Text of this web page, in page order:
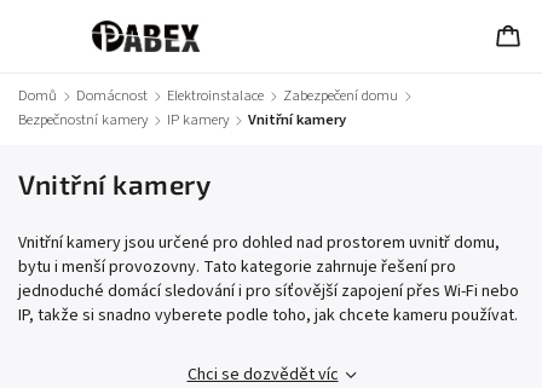
Domů / Domácnost / Elektroinstalace / Zabezpečení domu /
Bezpečnostní kamery / IP kamery / Vnitřní kamery
Vnitřní kamery
Vnitřní kamery jsou určené pro dohled nad prostorem uvnitř domu,
bytu i menší provozovny. Tato kategorie zahrnuje řešení pro
jednoduché domácí sledování i pro síťovější zapojení přes Wi‑Fi nebo
IP, takže si snadno vyberete podle toho, jak chcete kameru používat.
Chci se dozvědět víc